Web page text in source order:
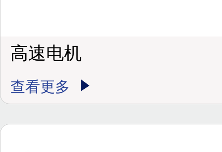
高速电机
查看更多